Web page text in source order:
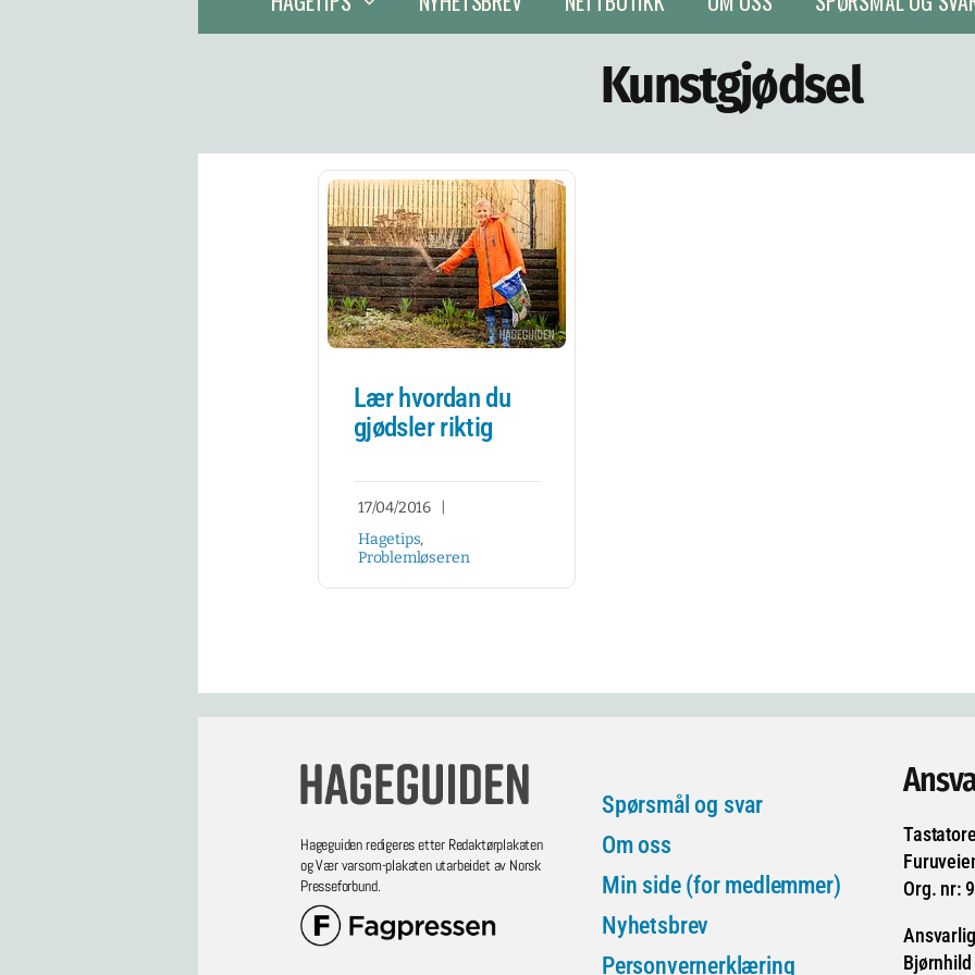
Kunstgjødsel
Lær hvordan du
gjødsler riktig
17/04/2016
Hagetips,
Problemløseren
Hageguiden redigeres etter Redaktørplakaten
og Vær varsom-plakaten utarbeidet av Norsk
Presseforbund.
Spørsmål og svar
Om oss
Min side (for medlemmer)
Nyhetsbrev
Personvernerklæring
Org. nr:
Bjørnhild